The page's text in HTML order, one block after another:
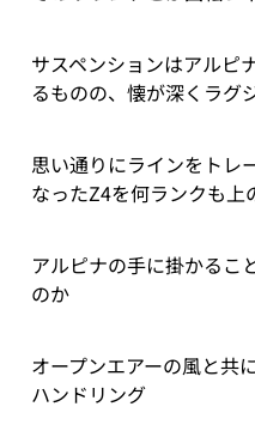
サスペンションはアルピ
るものの、懐が深くラグ
思い通りにラインをトレ
なったZ4を何ランクも上
アルピナの手に掛かるこ
のか
オープンエアーの風と共
ハンドリング